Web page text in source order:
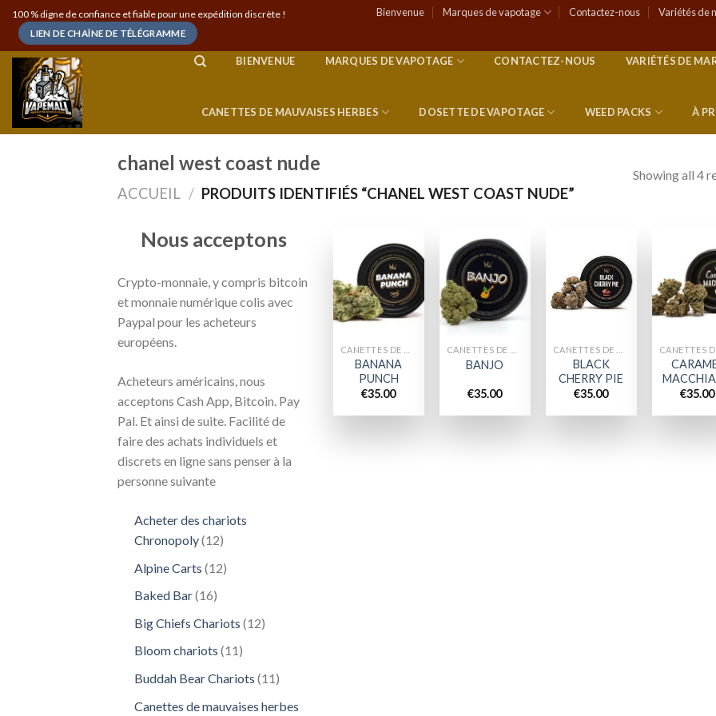
Skip
content
100 % digne de confiance et fiable pour une expédition discrète !
LIEN DE CHAÎNE DE TÉLÉGRAMME
Bienvenue Marques de vapotage Contactez-nous Variétés de
BIENVENUE MARQUES DE VAPOTAGE CONTACTEZ-NOUS VARIÉTÉS DE
CANETTES DE MAUVAISES HERBES DOSETTE DE VAPOTAGE WEED PACKS À
chanel west coast nude
ACCUEIL / PRODUITS IDENTIFIÉS “CHANEL WEST COAST NUDE”
Showing all 4
Nous acceptons
Crypto-monnaie, y compris bitcoin
et monnaie numérique colis avec
Paypal pour les acheteurs
européens.
Acheteurs américains, nous
acceptons Cash App, Bitcoin. Pay
Pal. Et ainsi de suite. Facilité de
faire des achats individuels et
discrets en ligne sans penser à la
personne suivante
Acheter des chariots
Chronopoly 1212
Alpine Carts 1212
Baked Bar 1616
Big Chiefs Chariots 1212
Bloom chariots 1111
Buddah Bear Chariots 1111
Canettes de mauvaises herbes
Add to
wishlist
BANANA
PUNCH
€35.00
Add to
wishlist
BANJO
€35.00
Add to
wishlist
BLACK
CHERRY PIE
€35.00
€35.00